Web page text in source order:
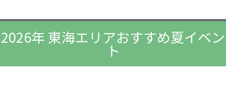
2026年 東海エリアおすすめ夏イベン
ト